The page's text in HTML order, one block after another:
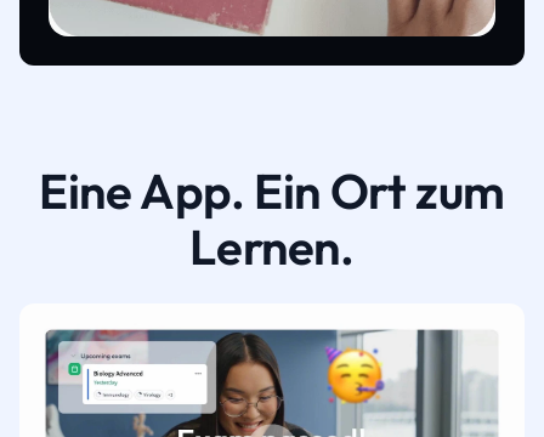
Eine App. Ein Ort zum
Lernen.